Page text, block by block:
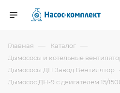
Главная — Каталог —
Дымососы и котельные
Дымососы ДН Завод Вентилятор
Дымосос ДН-9 с двигателем 15/